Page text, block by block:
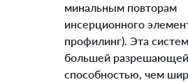
минальным повторам
инсерционного
профилинг). Эта
большей разрешающей
способностью, чем